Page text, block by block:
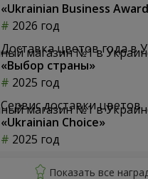
«Ukrainian Business
2026 год
Доставка цветов года в
«Выбор страны»
2025 год
Сервис доставки цветов
«Ukrainian Choice»
2025 год